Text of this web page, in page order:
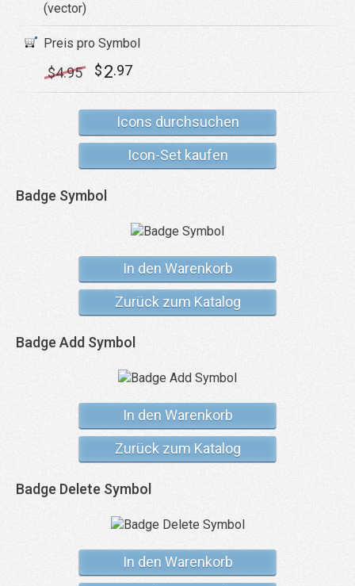
(vector)
Preis pro Symbol
$4.95 $2.97
Icons durchsuchen
Icon-Set kaufen
Badge Symbol
In den Warenkorb
Zurück zum Katalog
Badge Add Symbol
In den Warenkorb
Zurück zum Katalog
Badge Delete Symbol
In den Warenkorb